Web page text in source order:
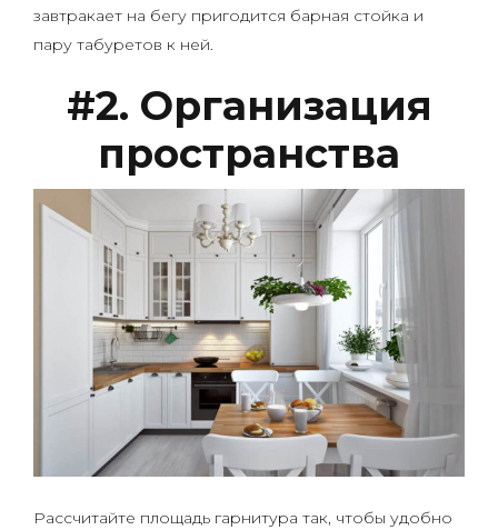
завтракает на бегу пригодится барная стойка и
пару табуретов к ней.
#2. Организация
пространства
Рассчитайте площадь гарнитура так, чтобы удобно